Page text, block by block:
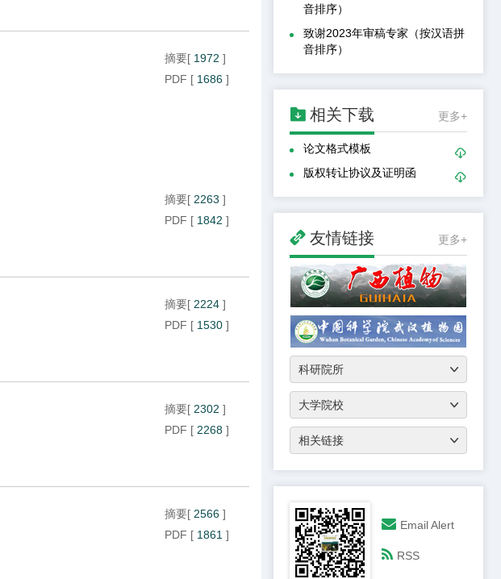
摘要[ 1972 ]
PDF [ 1686 ]
摘要[ 2263 ]
PDF [ 1842 ]
摘要[ 2224 ]
PDF [ 1530 ]
摘要[ 2302 ]
PDF [ 2268 ]
摘要[ 2566 ]
PDF [ 1861 ]
音排序）
致谢2023年审稿专家（按汉语拼
音排序）
 相关下载 更多+
论文格式模板

版权转让协议及证明函

 友情链接 更多+
Email Alert
RSS